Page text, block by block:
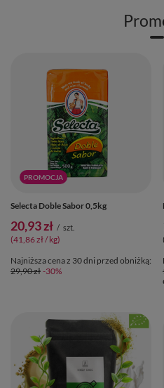
PROMOCJA
Selecta Doble Sabor 0,5kg
20,93 zł / szt.
(41,86 zł / kg)
Najniższa cena z 30 dni przed obniżką:
29,90 zł -30%